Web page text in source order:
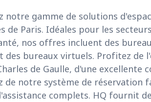
notre gamme de solutions
de Paris. Idéales pour les
nos offres incluent des
des bureaux virtuels. Profitez de
de Gaulle, d'une
de notre système de
complets. HQ fournit